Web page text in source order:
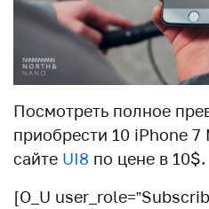
Посмотреть полное
приобрести 10 iPhone
сайте UI8 по цене в 10$.
[O_U